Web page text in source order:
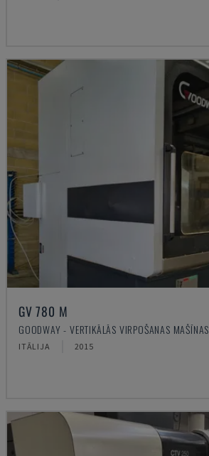
GV 780 M
GOODWAY - VERTIKĀLĀS VIRPOŠANAS MAŠĪNAS
ITĀLIJA 2015